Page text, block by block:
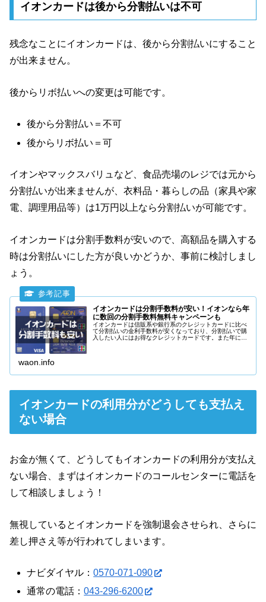
イオンカードは後から分割払いは不可
残念なことにイオンカードは、後から分割払いにすること
が出来ません。
後からリボ払いへの変更は可能です。
後から分割払い＝不可
後からリボ払い＝可
イオンやマックスバリュなど、食品売場のレジでは元から
分割払いが出来ませんが、衣料品・暮らしの品（家具や家
電、調理用品等）は1万円以上なら分割払いが可能です。
イオンカードは分割手数料が安いので、高額品を購入する
時は分割払いにした方が良いかどうか、事前に検討しまし
ょう。
イオンカードは分割手数料が安い！イオンなら年
に数回の分割手数料無料キャンペーンも
イオンカードは信販系や銀行系のクレジットカードに比べ
て分割払いの金利手数料が安くなっており、分割払いで購
入したい人にはお得なクレジットカードです。また年に数
waon.info
イオンカードの利用分がどうしても支払え
ない場合
お金が無くて、どうしてもイオンカードの利用分が支払え
ない場合、まずはイオンカードのコールセンターに電話を
して相談しましょう！
無視しているとイオンカードを強制退会させられ、さらに
差し押さえ等が行われてしまいます。
ナビダイヤル：0570-071-090
通常の電話：043-296-6200